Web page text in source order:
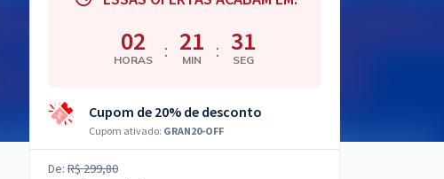
02
HORAS : 21
MIN : 30
SEG
Cupom de 20% de desconto
Cupom ativado: GRAN20-OFF
De: R$ 299,80